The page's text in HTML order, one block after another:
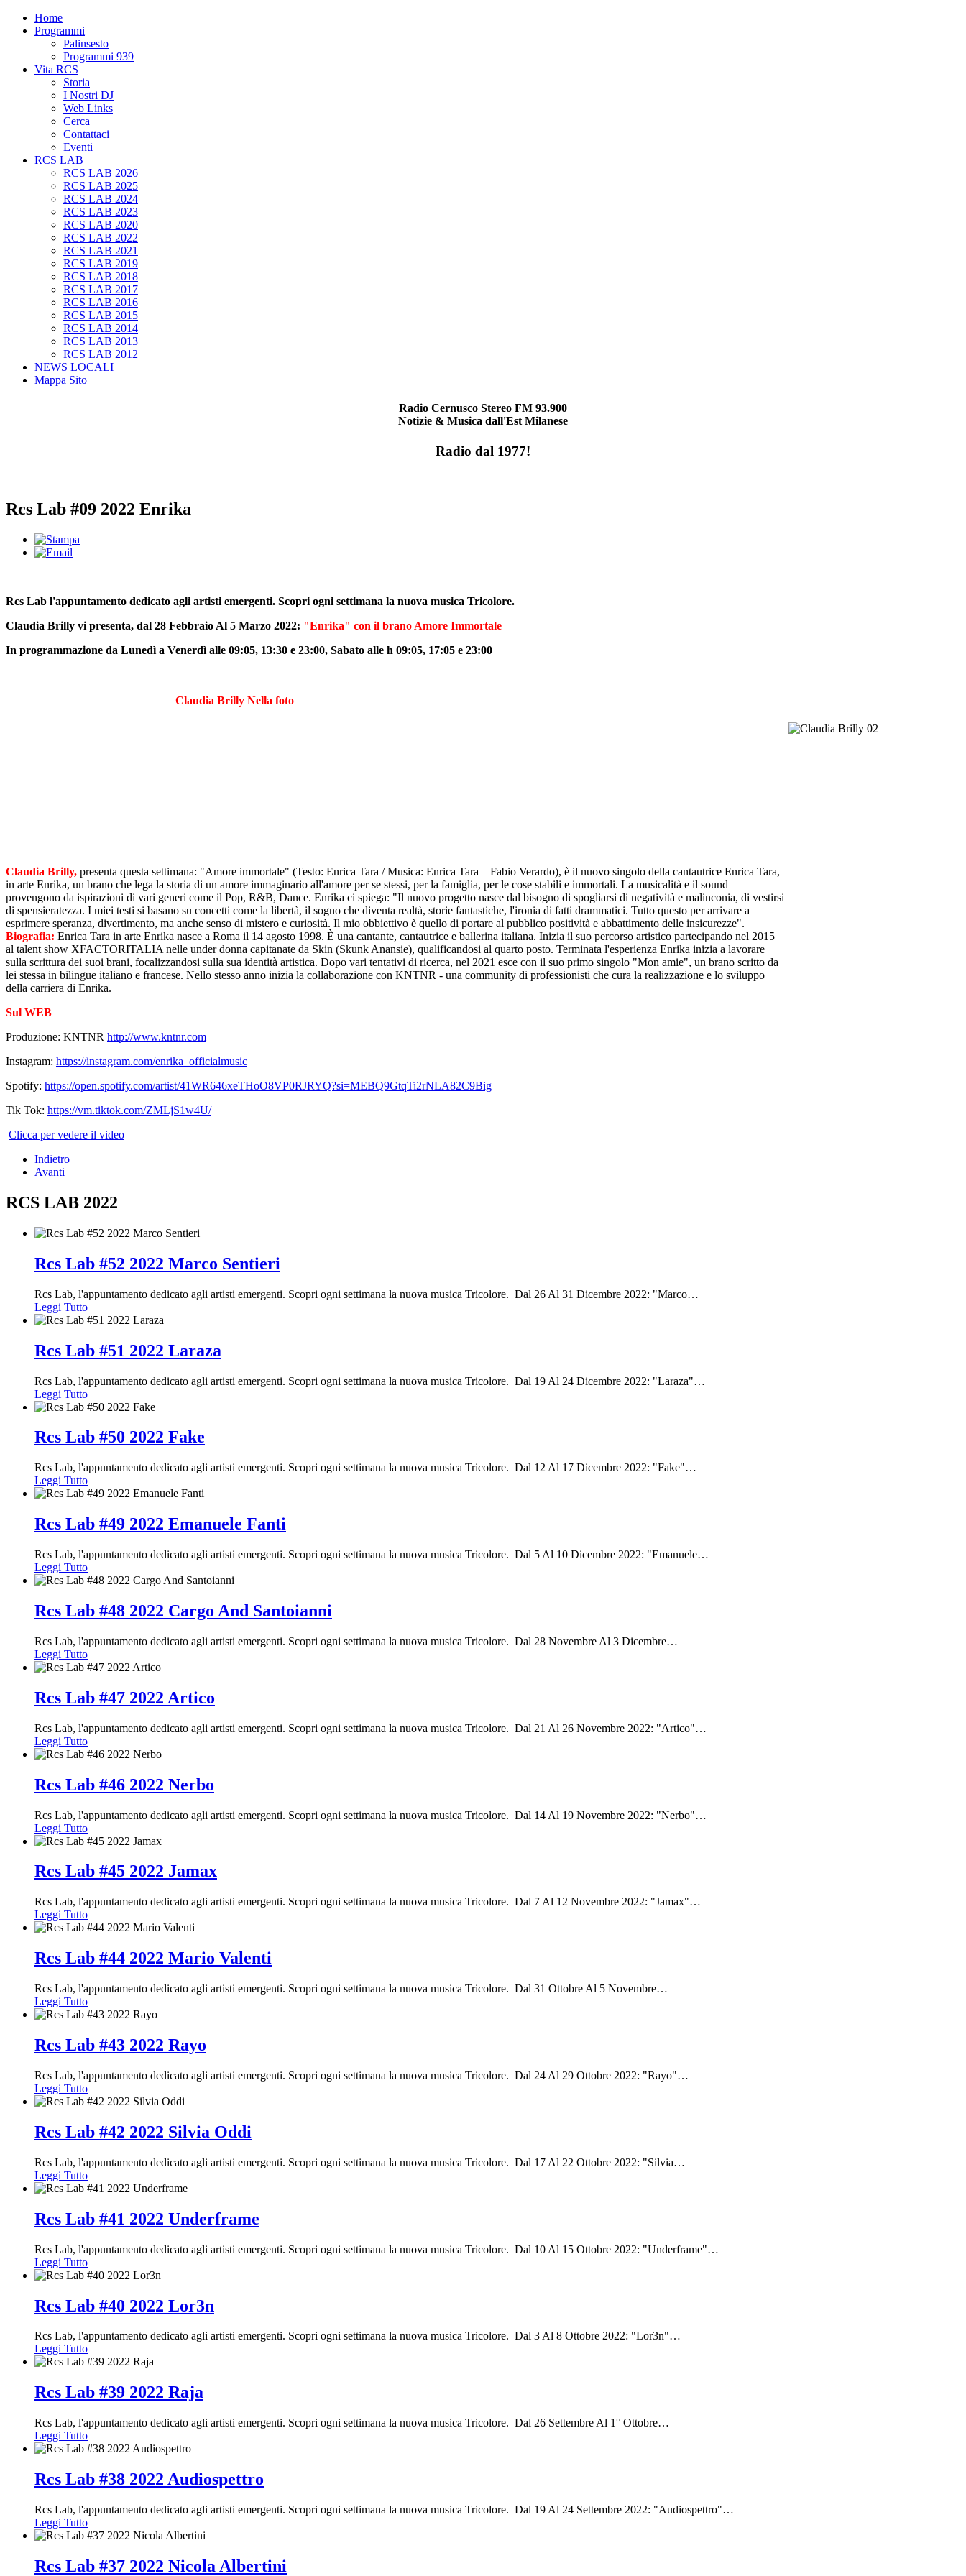
Home
Programmi
Palinsesto
Programmi 939
Vita RCS
Storia
I Nostri DJ
Web Links
Cerca
Contattaci
Eventi
RCS LAB
RCS LAB 2026
RCS LAB 2025
RCS LAB 2024
RCS LAB 2023
RCS LAB 2020
RCS LAB 2022
RCS LAB 2021
RCS LAB 2019
RCS LAB 2018
RCS LAB 2017
RCS LAB 2016
RCS LAB 2015
RCS LAB 2014
RCS LAB 2013
RCS LAB 2012
NEWS LOCALI
Mappa Sito
Radio Cernusco Stereo FM 93.900
Notizie & Musica dall'Est Milanese
Radio dal 1977!
Rcs Lab #09 2022 Enrika
Rcs Lab l'appuntamento dedicato agli artisti emergenti. Scopri ogni settimana la nuova musica Tricolore.
Claudia Brilly vi presenta, dal 28 Febbraio Al 5 Marzo 2022: "Enrika" con il brano Amore Immortale
In programmazione da Lunedì a Venerdì alle 09:05, 13:30 e 23:00, Sabato alle h 09:05, 17:05 e 23:00
Claudia Brilly Nella foto
Claudia Brilly, presenta questa settimana: "Amore immortale" (Testo: Enrica Tara / Musica: Enrica Tara – Fabio Verardo), è il nuovo singolo della cantautrice Enrica Tara,
in arte Enrika, un brano che lega la storia di un amore immaginario all'amore per se stessi, per la famiglia, per le cose stabili e immortali. La musicalità e il sound
provengono da ispirazioni di vari generi come il Pop, R&B, Dance. Enrika ci spiega: "Il nuovo progetto nasce dal bisogno di spogliarsi di negatività e malinconia, di vestirsi
di spensieratezza. I miei testi si basano su concetti come la libertà, il sogno che diventa realtà, storie fantastiche, l'ironia di fatti drammatici. Tutto questo per arrivare a
esprimere speranza, divertimento, ma anche senso di mistero e curiosità. Il mio obbiettivo è quello di portare al pubblico positività e abbattimento delle insicurezze".
Biografia: Enrica Tara in arte Enrika nasce a Roma il 14 agosto 1998. È una cantante, cantautrice e ballerina italiana. Inizia il suo percorso artistico partecipando nel 2015
al talent show XFACTORITALIA nelle under donna capitanate da Skin (Skunk Anansie), qualificandosi al quarto posto. Terminata l'esperienza Enrika inizia a lavorare
sulla scrittura dei suoi brani, focalizzandosi sulla sua identità artistica. Dopo vari tentativi di ricerca, nel 2021 esce con il suo primo singolo "Mon amie", un brano scritto da
lei stessa in bilingue italiano e francese. Nello stesso anno inizia la collaborazione con KNTNR - una community di professionisti che cura la realizzazione e lo sviluppo
della carriera di Enrika.
Sul WEB
Produzione: KNTNR http://www.kntnr.com
Instagram: https://instagram.com/enrika_officialmusic
Spotify: https://open.spotify.com/artist/41WR646xeTHoO8VP0RJRYQ?si=MEBQ9GtqTi2rNLA82C9Big
Tik Tok: https://vm.tiktok.com/ZMLjS1w4U/
Clicca per vedere il video
Indietro
Avanti
RCS LAB 2022
Rcs Lab #52 2022 Marco Sentieri
Rcs Lab, l'appuntamento dedicato agli artisti emergenti. Scopri ogni settimana la nuova musica Tricolore. Dal 26 Al 31 Dicembre 2022: "Marco…
Leggi Tutto
Rcs Lab #51 2022 Laraza
Rcs Lab, l'appuntamento dedicato agli artisti emergenti. Scopri ogni settimana la nuova musica Tricolore. Dal 19 Al 24 Dicembre 2022: "Laraza"…
Leggi Tutto
Rcs Lab #50 2022 Fake
Rcs Lab, l'appuntamento dedicato agli artisti emergenti. Scopri ogni settimana la nuova musica Tricolore. Dal 12 Al 17 Dicembre 2022: "Fake"…
Leggi Tutto
Rcs Lab #49 2022 Emanuele Fanti
Rcs Lab, l'appuntamento dedicato agli artisti emergenti. Scopri ogni settimana la nuova musica Tricolore. Dal 5 Al 10 Dicembre 2022: "Emanuele…
Leggi Tutto
Rcs Lab #48 2022 Cargo And Santoianni
Rcs Lab, l'appuntamento dedicato agli artisti emergenti. Scopri ogni settimana la nuova musica Tricolore. Dal 28 Novembre Al 3 Dicembre…
Leggi Tutto
Rcs Lab #47 2022 Artico
Rcs Lab, l'appuntamento dedicato agli artisti emergenti. Scopri ogni settimana la nuova musica Tricolore. Dal 21 Al 26 Novembre 2022: "Artico"…
Leggi Tutto
Rcs Lab #46 2022 Nerbo
Rcs Lab, l'appuntamento dedicato agli artisti emergenti. Scopri ogni settimana la nuova musica Tricolore. Dal 14 Al 19 Novembre 2022: "Nerbo"…
Leggi Tutto
Rcs Lab #45 2022 Jamax
Rcs Lab, l'appuntamento dedicato agli artisti emergenti. Scopri ogni settimana la nuova musica Tricolore. Dal 7 Al 12 Novembre 2022: "Jamax"…
Leggi Tutto
Rcs Lab #44 2022 Mario Valenti
Rcs Lab, l'appuntamento dedicato agli artisti emergenti. Scopri ogni settimana la nuova musica Tricolore. Dal 31 Ottobre Al 5 Novembre…
Leggi Tutto
Rcs Lab #43 2022 Rayo
Rcs Lab, l'appuntamento dedicato agli artisti emergenti. Scopri ogni settimana la nuova musica Tricolore. Dal 24 Al 29 Ottobre 2022: "Rayo"…
Leggi Tutto
Rcs Lab #42 2022 Silvia Oddi
Rcs Lab, l'appuntamento dedicato agli artisti emergenti. Scopri ogni settimana la nuova musica Tricolore. Dal 17 Al 22 Ottobre 2022: "Silvia…
Leggi Tutto
Rcs Lab #41 2022 Underframe
Rcs Lab, l'appuntamento dedicato agli artisti emergenti. Scopri ogni settimana la nuova musica Tricolore. Dal 10 Al 15 Ottobre 2022: "Underframe"…
Leggi Tutto
Rcs Lab #40 2022 Lor3n
Rcs Lab, l'appuntamento dedicato agli artisti emergenti. Scopri ogni settimana la nuova musica Tricolore. Dal 3 Al 8 Ottobre 2022: "Lor3n"…
Leggi Tutto
Rcs Lab #39 2022 Raja
Rcs Lab, l'appuntamento dedicato agli artisti emergenti. Scopri ogni settimana la nuova musica Tricolore. Dal 26 Settembre Al 1° Ottobre…
Leggi Tutto
Rcs Lab #38 2022 Audiospettro
Rcs Lab, l'appuntamento dedicato agli artisti emergenti. Scopri ogni settimana la nuova musica Tricolore. Dal 19 Al 24 Settembre 2022: "Audiospettro"…
Leggi Tutto
Rcs Lab #37 2022 Nicola Albertini